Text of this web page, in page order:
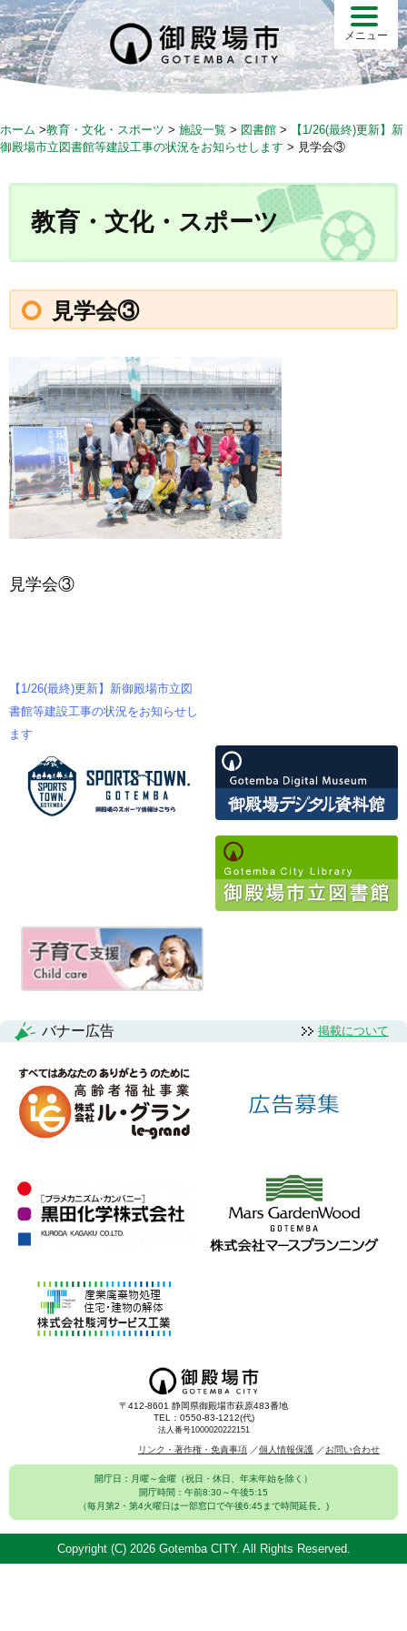
S
k
i
p
c
メニュー
ホーム >教育・文化・スポーツ > 施設一覧 > 図書館 >
【1/26(最終)更新】新
御殿場市立図書館等建設工事の状況をお知らせします > 見学会③
教育・文化・スポーツ
見学会③
見学会③
投
稿
ン
【1/26(最終)更新】新御殿場市立図
書館等建設工事の状況をお知らせし
ます
バナー広告 掲載について
〒412-8601 静岡県御殿場市萩原483番地
TEL：0550-83-1212(代)
法人番号1000020222151
リンク・著作権・免責事項 個人情報保護 お問い合わせ
開庁日：月曜～金曜（祝日・休日、年末年始を除く）
開庁時間：午前8:30～午後5:15
（毎月第2・第4火曜日は一部窓口で午後6:45まで時間延長。)
Copyright (C) 2026 Gotemba CITY. All Rights Reserved.